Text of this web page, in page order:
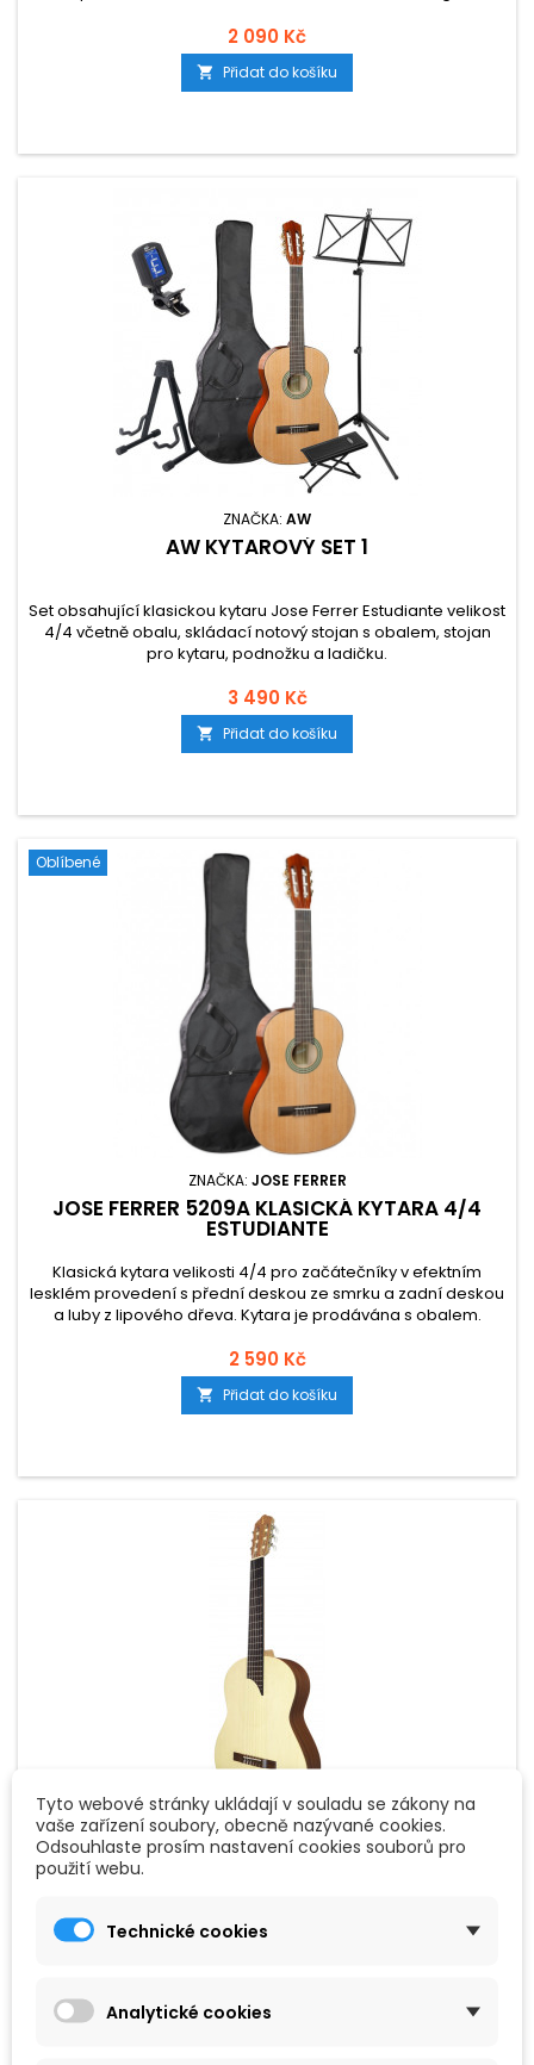
2 090 Kč
 Přidat do košíku
ZNAČKA: AW
AW KYTAROVÝ SET 1
Set obsahující klasickou kytaru Jose Ferrer Estudiante velikost
4/4 včetně obalu, skládací notový stojan s obalem, stojan
pro kytaru, podnožku a ladičku.
3 490 Kč
 Přidat do košíku
Oblíbené
ZNAČKA: JOSE FERRER
JOSE FERRER 5209A KLASICKÁ KYTARA 4/4
ESTUDIANTE
Klasická kytara velikosti 4/4 pro začátečníky v efektním
lesklém provedení s přední deskou ze smrku a zadní deskou
a luby z lipového dřeva. Kytara je prodávána s obalem.
2 590 Kč
 Přidat do košíku
ZNAČKA:APC
Klasická kytara s přední deskou z masivního cedru, luby a
7 890 Kč
Tyto webové stránky ukládají v souladu se zákony na
vaše zařízení soubory, obecně nazývané cookies.
Odsouhlaste prosím nastavení cookies souborů pro
použití webu.
Technické cookies
Analytické cookies